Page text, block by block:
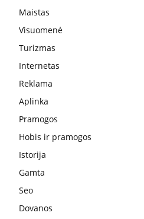
Maistas
Visuomenė
Turizmas
Internetas
Reklama
Aplinka
Pramogos
Hobis ir pramogos
Istorija
Gamta
Seo
Dovanos